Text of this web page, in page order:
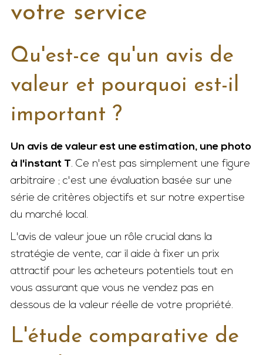
votre service
Qu'est-ce qu'un avis de
valeur et pourquoi est-il
important ?
Un avis de valeur est une estimation, une photo
à l'instant T. Ce n'est pas simplement une figure
arbitraire ; c'est une évaluation basée sur une
série de critères objectifs et sur notre expertise
du marché local.
L'avis de valeur joue un rôle crucial dans la
stratégie de vente, car il aide à fixer un prix
attractif pour les acheteurs potentiels tout en
vous assurant que vous ne vendez pas en
dessous de la valeur réelle de votre propriété.
L'étude comparative de